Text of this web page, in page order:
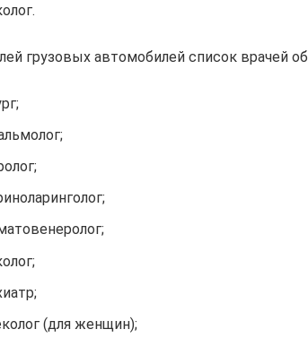
грузовых автомобилей список врачей
(для женщин);